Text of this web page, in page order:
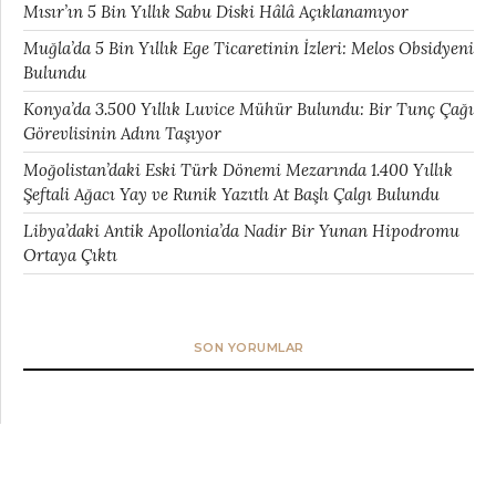
Mısır’ın 5 Bin Yıllık Sabu Diski Hâlâ Açıklanamıyor
Muğla’da 5 Bin Yıllık Ege Ticaretinin İzleri: Melos Obsidyeni
Bulundu
Konya’da 3.500 Yıllık Luvice Mühür Bulundu: Bir Tunç Çağı
Görevlisinin Adını Taşıyor
Moğolistan’daki Eski Türk Dönemi Mezarında 1.400 Yıllık
Şeftali Ağacı Yay ve Runik Yazıtlı At Başlı Çalgı Bulundu
Libya’daki Antik Apollonia’da Nadir Bir Yunan Hipodromu
Ortaya Çıktı
SON YORUMLAR